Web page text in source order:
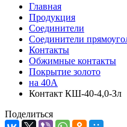
Главная
Продукция
Соединители
Соединители
Контакты
Обжимные контакты
Покрытие золото
на 40А
Контакт КШ-40-4,0-Зл
Поделиться